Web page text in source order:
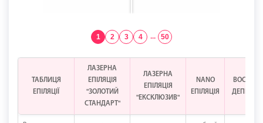
1 2 3 4 ... 50
ТАБЛИЦЯ
ЕПІЛЯЦІЇ
ЛАЗЕРНА
ЕПІЛЯЦІЯ
"ЗОЛОТИЙ
СТАНДАРТ"
ЛАЗЕРНА
ЕПІЛЯЦІЯ
"ЕКСКЛЮЗИВ"
NANO
ЕПІЛЯЦІЯ
ВОСКОВА